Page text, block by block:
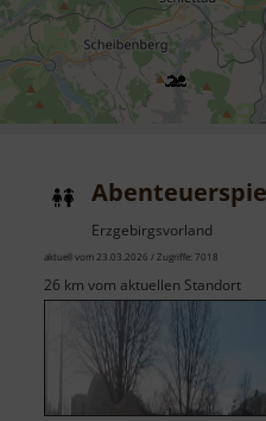
Erzgebirgsvorland
aktuell vom 23.03.2026 / Zugriffe: 7018
26 km vom aktuellen Standort